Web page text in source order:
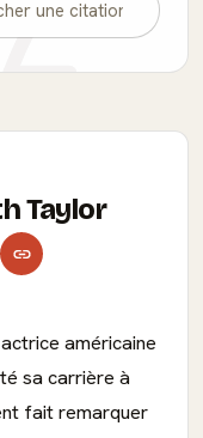
Taylor
américaine
sa carrière à
fait remarquer